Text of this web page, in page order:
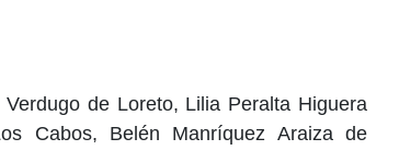
de Loreto, Lilia Peralta Higuera
Cabos, Belén Manríquez Araiza de